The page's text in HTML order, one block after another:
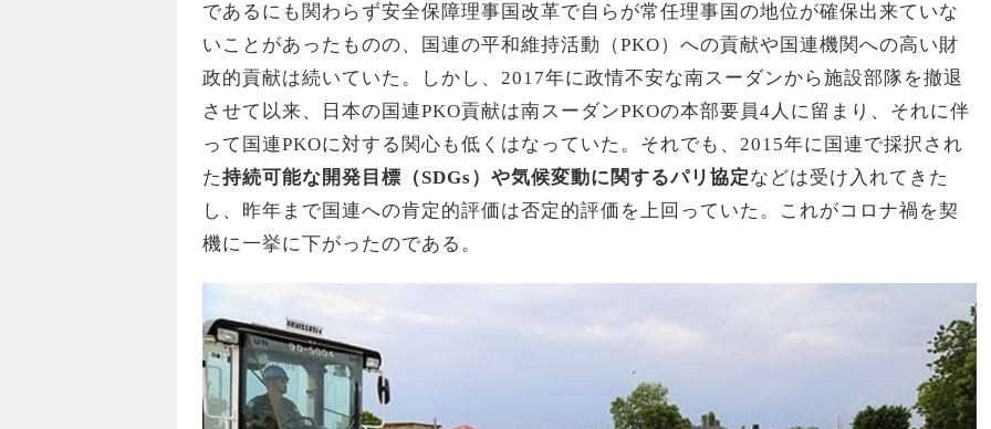
であるにも関わらず安全保障理事国改革で自らが常任理事国の地位が確保出来ていな
いことがあったものの、国連の平和維持活動（PKO）への貢献や国連機関への高い財
政的貢献は続いていた。しかし、2017年に政情不安な南スーダンから施設部隊を撤退
させて以来、日本の国連PKO貢献は南スーダンPKOの本部要員4人に留まり、それに伴
って国連PKOに対する関心も低くはなっていた。それでも、2015年に国連で採択され
た持続可能な開発目標（ SDGs）や気候変動に関するパリ協定などは受け入れてきた
し、昨年まで国連への肯定的評価は否定的評価を上回っていた。これがコロナ禍を契
機に一挙に下がったのである。